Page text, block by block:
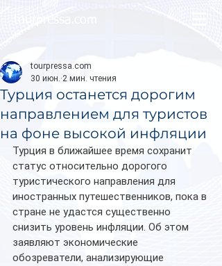
Турция останется дорогим
направлением для туристов
на фоне высокой инфляции
tourpressa.com
30 июн. 2 мин. чтения
Турция в ближайшее время сохранит
статус относительно дорогого
туристического направления для
иностранных путешественников, пока в
стране не удастся существенно
снизить уровень инфляции. Об этом
заявляют экономические
обозреватели, анализирующие